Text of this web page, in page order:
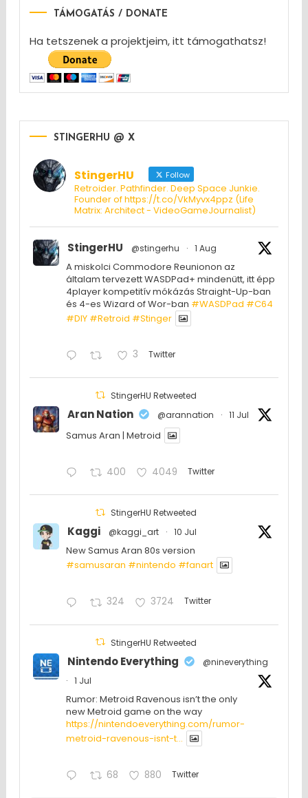
TÁMOGATÁS / DONATE
Ha tetszenek a projektjeim, itt támogathatsz!
STINGERHU @ X
StingerHU Follow
Retroider. Pathfinder. Deep Space Junkie.
Founder of https://t.co/VkMyvx4ppz (Life
Matrix: Architect - VideoGameJournalist)
StingerHU @stingerhu · 1 Aug
A miskolci Commodore Reunionon az
általam tervezett WASDPad+ mindenütt, itt épp
4player kompetitív mókázás Straight-Up-ban
és 4-es Wizard of Wor-ban #WASDPad #C64
#DIY #Retroid #Stinger
3 Twitter
StingerHU Retweeted
Aran Nation @arannation · 11 Jul
Samus Aran | Metroid
400 4049 Twitter
StingerHU Retweeted
Kaggi @kaggi_art · 10 Jul
New Samus Aran 80s version
#samusaran #nintendo #fanartㅤㅤㅤㅤ
324 3724 Twitter
StingerHU Retweeted
Nintendo Everything
@nineverything
·
1 Jul
Rumor: Metroid Ravenous isn’t the only
new Metroid game on the way
https://nintendoeverything.com/rumor-
metroid-ravenous-isnt-t...
68 880 Twitter